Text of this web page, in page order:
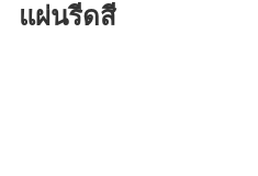
แผ่นรีดสี